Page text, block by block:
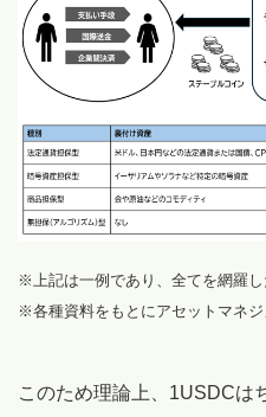
※上記は一例であり、全てを網羅し
※各種資料をもとにアセットマネ
このため理論上、1USDCは